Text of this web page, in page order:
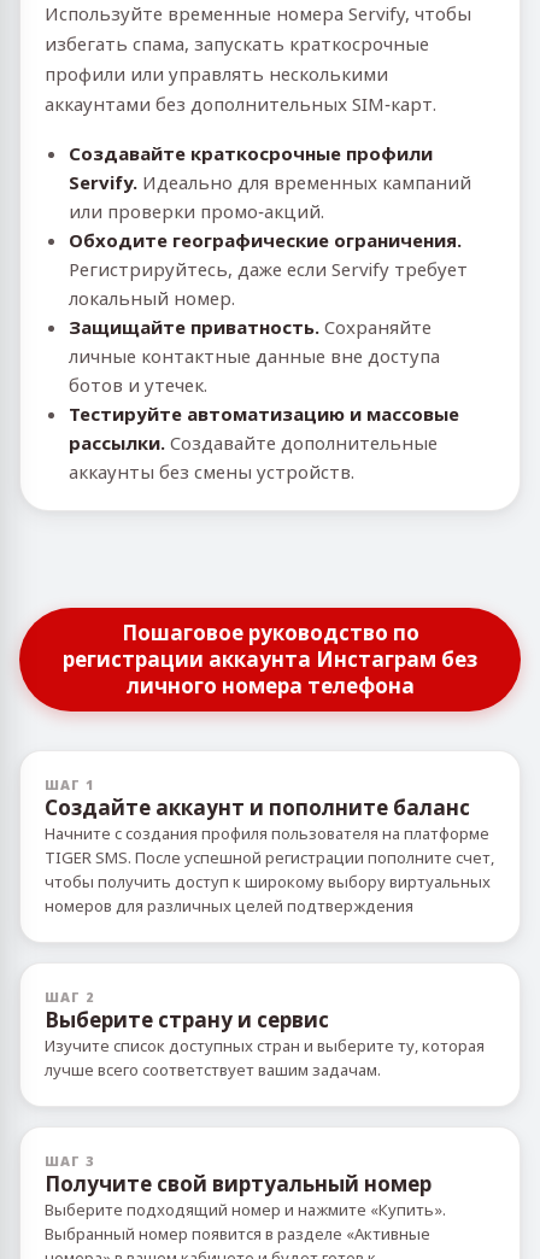
Используйте временные номера Servify, чтобы
избегать спама, запускать краткосрочные
профили или управлять несколькими
аккаунтами без дополнительных SIM‑карт.
Создавайте краткосрочные профили
Servify. Идеально для временных кампаний
или проверки промо‑акций.
Обходите географические ограничения.
Регистрируйтесь, даже если Servify требует
локальный номер.
Защищайте приватность. Сохраняйте
личные контактные данные вне доступа
ботов и утечек.
Тестируйте автоматизацию и массовые
рассылки. Создавайте дополнительные
аккаунты без смены устройств.
Пошаговое руководство по
регистрации аккаунта Инстаграм без
личного номера телефона
ШАГ 1
Создайте аккаунт и пополните баланс
Начните с создания профиля пользователя на платформе
TIGER SMS. После успешной регистрации пополните счет,
чтобы получить доступ к широкому выбору виртуальных
номеров для различных целей подтверждения
ШАГ 2
Выберите страну и сервис
Изучите список доступных стран и выберите ту, которая
лучше всего соответствует вашим задачам.
ШАГ 3
Получите свой виртуальный номер
Выберите подходящий номер и нажмите «Купить».
Выбранный номер появится в разделе «Активные